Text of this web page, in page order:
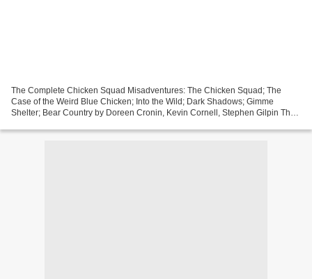
The Complete Chicken Squad Misadventures: The Chicken Squad; The
Case of the Weird Blue Chicken; Into the Wild; Dark Shadows; Gimme
Shelter; Bear Country by Doreen Cronin, Kevin Cornell, Stephen Gilpin The